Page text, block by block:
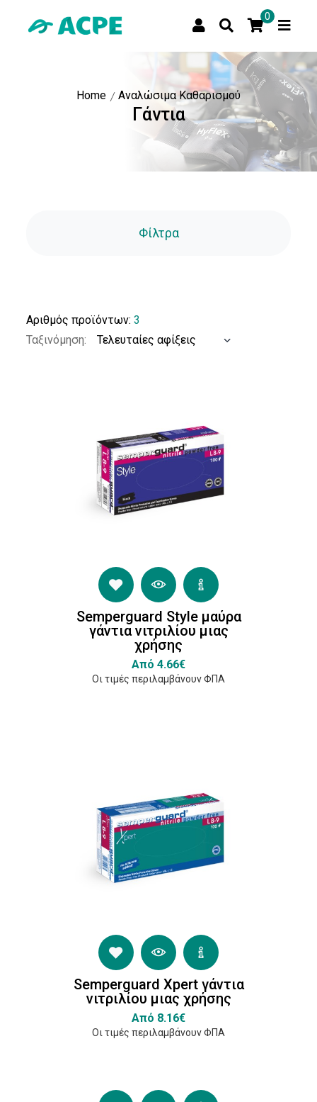
0
Home Αναλώσιμα Καθαρισμού
Γάντια
Φίλτρα
Αριθμός προϊόντων:3
Ταξινόμηση:
Semperguard Style μαύρα
γάντια νιτριλίου μιας
χρήσης
Από 4.66€
Οι τιμές περιλαμβάνουν ΦΠΑ
Semperguard Xpert γάντια
νιτριλίου μιας χρήσης
Από 8.16€
Οι τιμές περιλαμβάνουν ΦΠΑ
Γάντια